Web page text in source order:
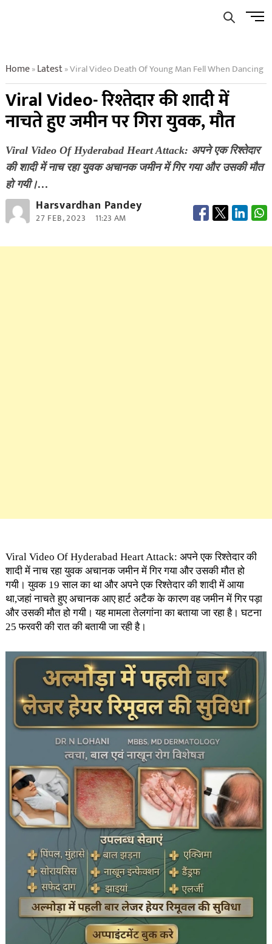
Menu
Home»Latest»Viral Video Death Of Young Man Fell When Dancing
Viral Video- रिश्तेदार की शादी में
नाचते हुए जमीन पर गिरा युवक, मौत
Viral Video Of Hyderabad Heart Attack: अपने एक रिश्तेदार
की शादी में नाच रहा युवक अचानक ​जमीन में गिर गया और उसकी मौत
हो गयी।…
Harsvardhan Pandey
27 FEB, 2023 11:23 AM
Viral Video Of Hyderabad Heart Attack: अपने एक रिश्तेदार की
शादी में नाच रहा युवक अचानक ​जमीन में गिर गया और उसकी मौत हो
गयी। युवक 19 साल का था और अपने एक रिश्तेदार की शादी में आया
था,जहां नाचते हुए अचानक आए हार्ट अटैक के कारण वह जमीन में गिर पड़ा
और उसकी मौत हो गयी। यह मामला तेलगांना का बताया जा रहा है। घटना
25 फरवरी की रात की बतायी जा रही है।